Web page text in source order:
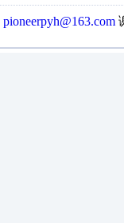
pioneerpyh@163.com